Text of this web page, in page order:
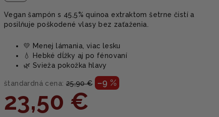
Vegan šampón s 45,5% quinoa extraktom šetrne čistí a
posilňuje poškodené vlasy bez zaťaženia.
💛 Menej lámania, viac lesku
💧 Hebké dĺžky aj po fénovaní
🌿 Svieža pokožka hlavy
štandardná cena: 25,90 € –9 %
23,50 €